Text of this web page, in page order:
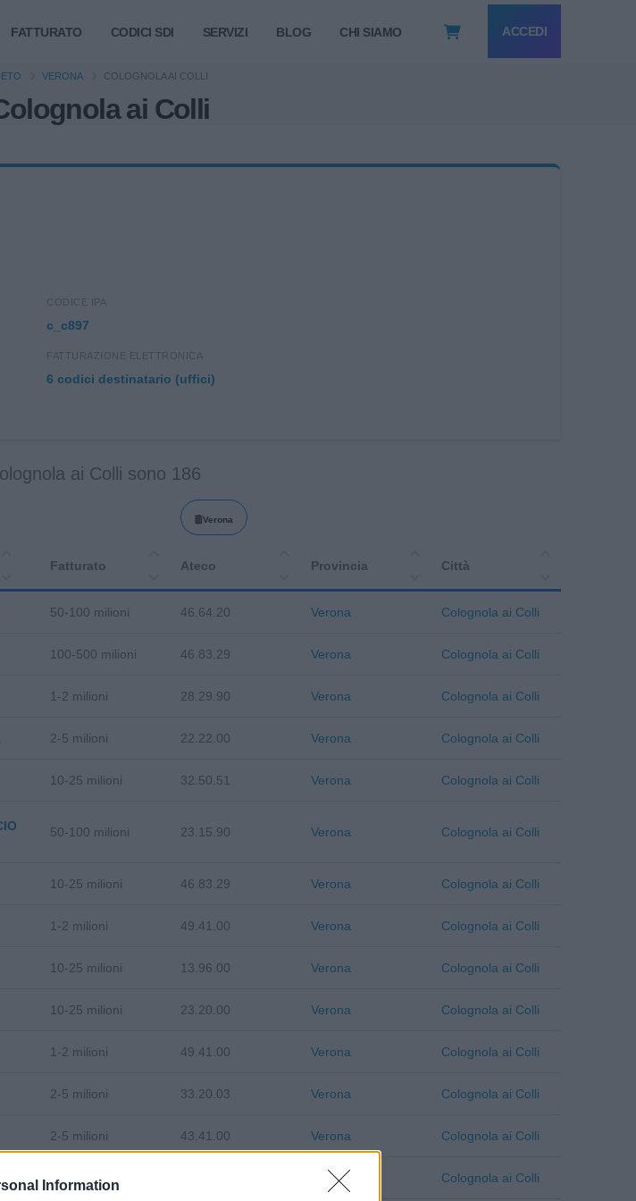
Information
FATTURATO CODICI SDI SERVIZI BLOG CHI SIAMO ACCEDI
ai Colli
VERONA COLOGNOLA AI COLLI
CODICE IPA
c_c897
FATTURAZIONE ELETTRONICA
6 codici destinatario (uffici)
ai Colli sono 186
Verona
Fatturato Ateco Provincia Città
50-100 milioni 46.64.20 Verona Colognola ai Colli
100-500 milioni 46.83.29 Verona Colognola ai Colli
1-2 milioni 28.29.90 Verona Colognola ai Colli
2-5 milioni 22.22.00 Verona Colognola ai Colli
10-25 milioni 32.50.51 Verona Colognola ai Colli
50-100 milioni 23.15.90 Verona Colognola ai Colli
10-25 milioni 46.83.29 Verona Colognola ai Colli
1-2 milioni 49.41.00 Verona Colognola ai Colli
10-25 milioni 13.96.00 Verona Colognola ai Colli
10-25 milioni 23.20.00 Verona Colognola ai Colli
1-2 milioni 49.41.00 Verona Colognola ai Colli
2-5 milioni 33.20.03 Verona Colognola ai Colli
2-5 milioni 43.41.00 Verona Colognola ai Colli
0-1 milioni Verona Colognola ai Colli